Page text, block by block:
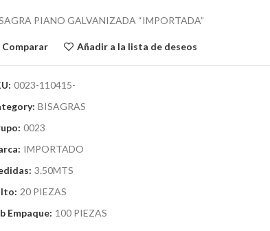
PIANO GALVANIZADA “IMPORTADA”
Comparar Añadir a la lista de deseos
0023-110415-
BISAGRAS
0023
IMPORTADO
3.50MTS
20 PIEZAS
Empaque: 100 PIEZAS